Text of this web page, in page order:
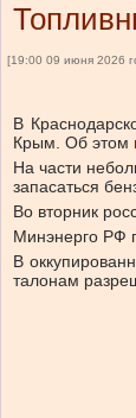
[19:00 09 июня 2026
В
Крым. Об этом
На части
запасаться
Во вторник
Минэнерго РФ
В
талонам